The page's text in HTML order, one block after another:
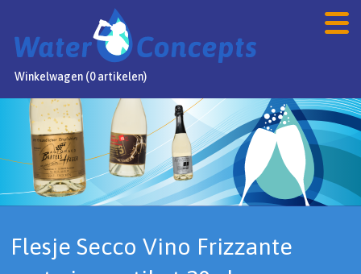
Winkelwagen (0 artikelen)
Home
Producten
Webshop
Aanbiedingen
FAQ
Flesje Secco Vino Frizzante